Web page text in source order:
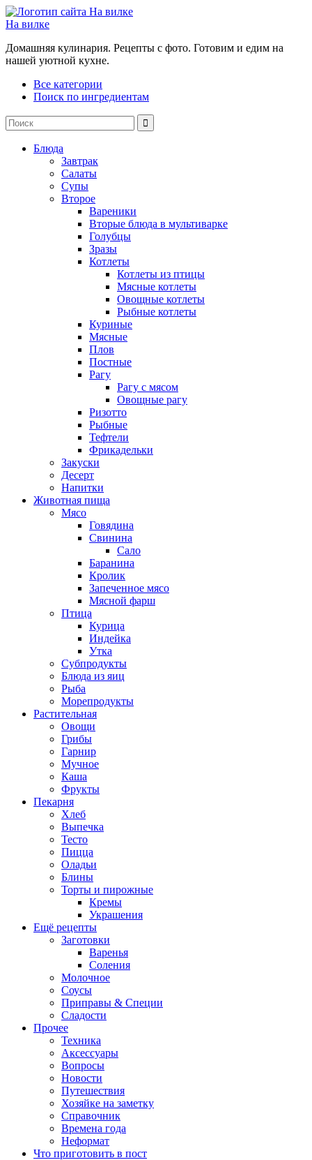
На вилке
Домашняя кулинария. Рецепты с фото. Готовим и едим на
нашей уютной кухне.
Все категории
Поиск по ингредиентам
Блюда
Завтрак
Салаты
Супы
Второе
Вареники
Вторые блюда в мультиварке
Голубцы
Зразы
Котлеты
Котлеты из птицы
Мясные котлеты
Овощные котлеты
Рыбные котлеты
Куриные
Мясные
Плов
Постные
Рагу
Рагу с мясом
Овощные рагу
Ризотто
Рыбные
Тефтели
Фрикадельки
Закуски
Десерт
Напитки
Животная пища
Мясо
Говядина
Свинина
Сало
Баранина
Кролик
Запеченное мясо
Мясной фарш
Птица
Курица
Индейка
Утка
Субпродукты
Блюда из яиц
Рыба
Морепродукты
Растительная
Овощи
Грибы
Гарнир
Мучное
Каша
Фрукты
Пекарня
Хлеб
Выпечка
Тесто
Пицца
Оладьи
Блины
Торты и пирожные
Кремы
Украшения
Ещё рецепты
Заготовки
Варенья
Соления
Молочное
Соусы
Приправы & Специи
Сладости
Прочее
Техника
Аксессуары
Вопросы
Новости
Путешествия
Хозяйке на заметку
Справочник
Времена года
Неформат
Что приготовить в пост